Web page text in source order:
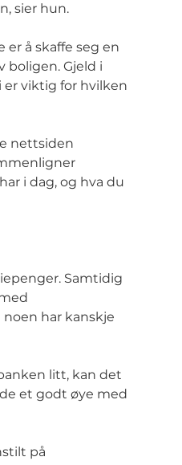
sier hun.
er å skaffe seg en
boligen. Gjeld i
viktig for hvilken
nettsiden
i dag, og hva du
Samtidig
har kanskje
litt, kan det
et godt øye med
på